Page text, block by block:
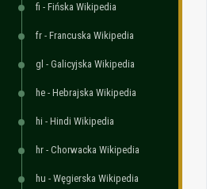
fi - Fińska Wikipedia
fr - Francuska Wikipedia
gl - Galicyjska Wikipedia
he - Hebrajska Wikipedia
hi - Hindi Wikipedia
hr - Chorwacka Wikipedia
hu - Węgierska Wikipedia